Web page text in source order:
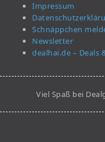
Impressum
Schnäppchen
Newsletter
dealhai.de – Deals
Viel Spaß bei